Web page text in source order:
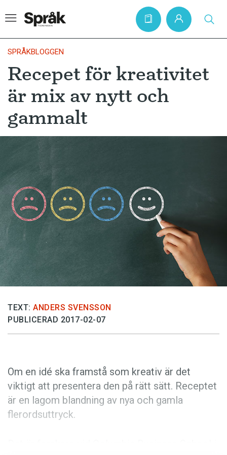
Hem
Artiklar
Krönikor
Språkfrågor
Bokrecensioner
Kviss
Podden
Anmäl till språkpolisen
Föreslå nyord
Annonsera
Prenumerera
Läs Språktidningen digitalt
Press
SPRÅKBLOGGEN
Recepet för kreativitet
är mix av nytt och
gammalt
TEXT: ANDERS SVENSSON
PUBLICERAD 2017-02-07
Om en idé ska framstå som kreativ är det
viktigt att presentera den på rätt sätt. Receptet
är en lagom blandning av nya och gamla
flerordsuttryck.